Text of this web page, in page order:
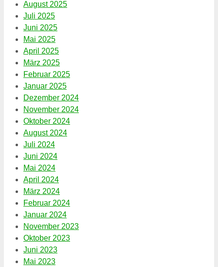
August 2025
Juli 2025
Juni 2025
Mai 2025
April 2025
März 2025
Februar 2025
Januar 2025
Dezember 2024
November 2024
Oktober 2024
August 2024
Juli 2024
Juni 2024
Mai 2024
April 2024
März 2024
Februar 2024
Januar 2024
November 2023
Oktober 2023
Juni 2023
Mai 2023